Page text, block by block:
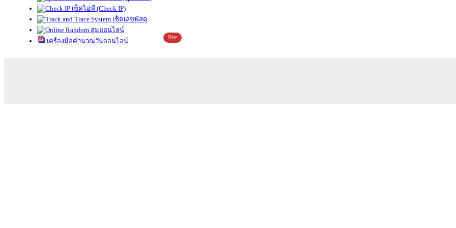
เช็คไอพี (Check IP)
เช็คเลขพัสดุ
สุ่มออนไลน์
เครื่องมือคำนวณวันออนไลน์
New